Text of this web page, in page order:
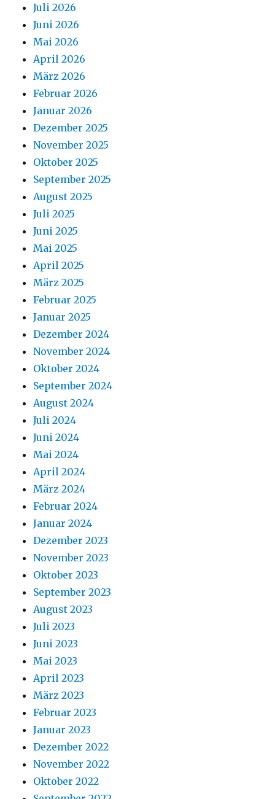
Juli 2026
Juni 2026
Mai 2026
April 2026
März 2026
Februar 2026
Januar 2026
Dezember 2025
November 2025
Oktober 2025
September 2025
August 2025
Juli 2025
Juni 2025
Mai 2025
April 2025
März 2025
Februar 2025
Januar 2025
Dezember 2024
November 2024
Oktober 2024
September 2024
August 2024
Juli 2024
Juni 2024
Mai 2024
April 2024
März 2024
Februar 2024
Januar 2024
Dezember 2023
November 2023
Oktober 2023
September 2023
August 2023
Juli 2023
Juni 2023
Mai 2023
April 2023
März 2023
Februar 2023
Januar 2023
Dezember 2022
November 2022
Oktober 2022